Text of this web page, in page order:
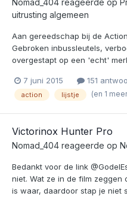
Nomad_404 reageerde op
uitrusting algemeen
Aan gereedschap bij de
Gebroken inbussleutels,
overgestapt op een 'echt'
7 juni 2015 151
action lijstje (en 1
Victorinox Hunter Pro
Nomad_404 reageerde op
Bedankt voor de link
niet. Wat ze in de film
is waar, daardoor stap je niet